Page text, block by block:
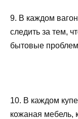
9. В каждом
следить за тем,
бытовые
10. В каждом
кожаная мебель,